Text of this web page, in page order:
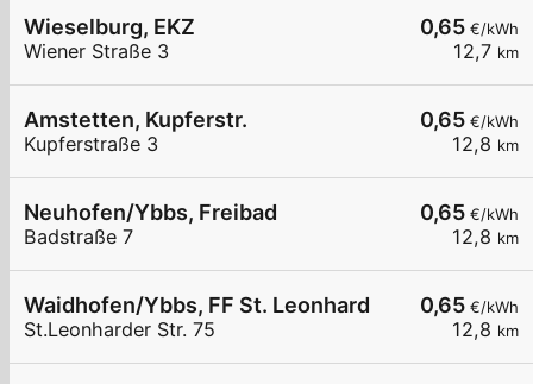
0,65 €/kWh
12,7 km
Wieselburg, EKZ
Wiener Straße 3
0,65 €/kWh
12,8 km
Amstetten, Kupferstr.
Kupferstraße 3
0,65 €/kWh
12,8 km
Neuhofen/Ybbs, Freibad
Badstraße 7
0,65 €/kWh
12,8 km
Waidhofen/Ybbs, FF St. Leonhard
St.Leonharder Str. 75